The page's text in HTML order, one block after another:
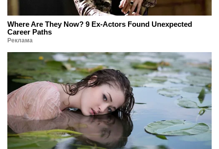
Where Are They Now? 9 Ex-Actors Found Unexpected
Career Paths
Реклама